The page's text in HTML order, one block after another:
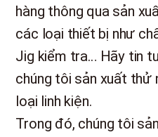
hàng thông qua sản
các loại thiết bị như
Jig kiểm tra… Hãy tin
chúng tôi sản xuất thử
loại linh kiện.
Trong đó, chúng tôi